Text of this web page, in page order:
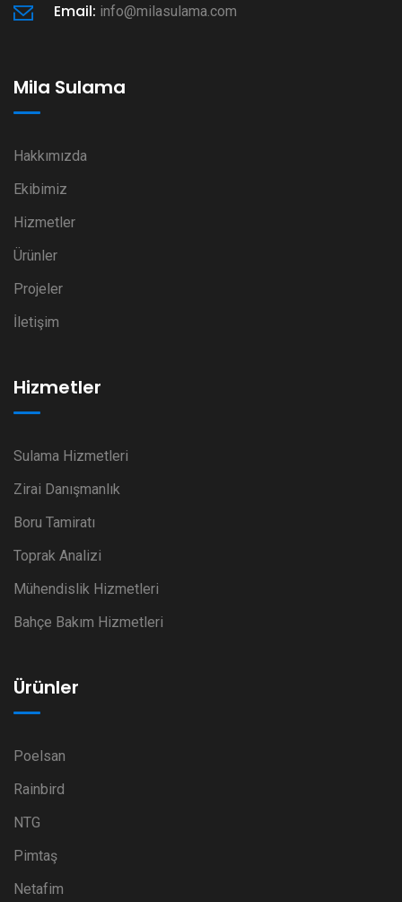
Email: info@milasulama.com
Mila Sulama
Hakkımızda
Ekibimiz
Hizmetler
Ürünler
Projeler
İletişim
Hizmetler
Sulama Hizmetleri
Zirai Danışmanlık
Boru Tamiratı
Toprak Analizi
Mühendislik Hizmetleri
Bahçe Bakım Hizmetleri
Ürünler
Poelsan
Rainbird
NTG
Pimtaş
Netafim